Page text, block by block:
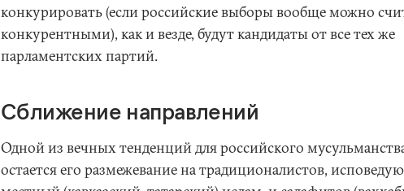
конкурировать (если российские выборы вообще можно
конкурентными), как и везде, будут кандидаты от все тех же
парламентских партий.
Сближение направлений
Одной из вечных тенденций для российского
остается его размежевание на традиционалистов,